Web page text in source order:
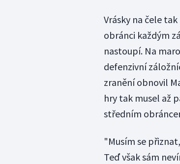
Vrásky na čele
obránci každým
nastoupí. Na
defenzivní
zranění obnovil
hry tak musel až
středním
"Musím se
Teď však sám